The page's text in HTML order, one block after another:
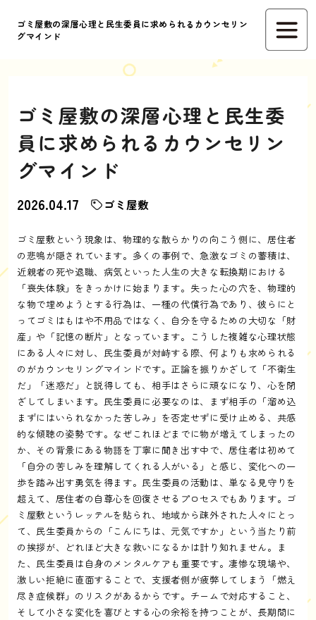
ゴミ屋敷の深層心理と民生委員に求められるカウンセリン
グマインド
ゴミ屋敷の深層心理と民生委
員に求められるカウンセリン
グマインド
2026.04.17 ゴミ屋敷
ゴミ屋敷という現象は、物理的な散らかりの向こう側に、居住者
の悲鳴が隠されています。多くの事例で、急激なゴミの蓄積は、
近親者の死や退職、病気といった人生の大きな転換期における
「喪失体験」をきっかけに始まります。失った心の穴を、物理的
な物で埋めようとする行為は、一種の代償行為であり、彼らにと
ってゴミはもはや不用品ではなく、自分を守るための大切な「財
産」や「記憶の断片」となっています。こうした複雑な心理状態
にある人々に対し、民生委員が対峙する際、何よりも求められる
のがカウンセリングマインドです。正論を振りかざして「不衛生
だ」「迷惑だ」と説得しても、相手はさらに頑なになり、心を閉
ざしてしまいます。民生委員に必要なのは、まず相手の「溜め込
まずにはいられなかった苦しみ」を否定せずに受け止める、共感
的な傾聴の姿勢です。なぜこれほどまでに物が増えてしまったの
か、その背景にある物語を丁寧に聞き出す中で、居住者は初めて
「自分の苦しみを理解してくれる人がいる」と感じ、変化への一
歩を踏み出す勇気を得ます。民生委員の活動は、単なる見守りを
超えて、居住者の自尊心を回復させるプロセスでもあります。ゴ
ミ屋敷というレッテルを貼られ、地域から疎外された人々にとっ
て、民生委員からの「こんにちは、元気ですか」という当たり前
の挨拶が、どれほど大きな救いになるかは計り知れません。ま
た、民生委員は自身のメンタルケアも重要です。凄惨な現場や、
激しい拒絶に直面することで、支援者側が疲弊してしまう「燃え
尽き症候群」のリスクがあるからです。チームで対応すること、
そして小さな変化を喜びとする心の余裕を持つことが、長期間に